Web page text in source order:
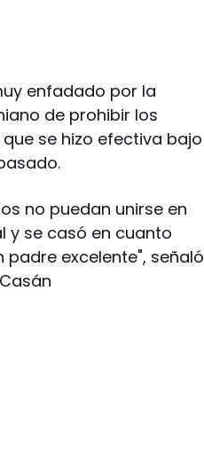
enfadado por la
de prohibir los
se hizo efectiva bajo
no puedan unirse en
y se casó en cuanto
padre excelente", señaló